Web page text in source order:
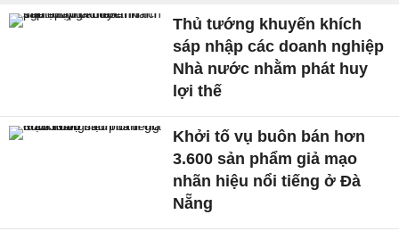
Thủ tướng khuyến khích
sáp nhập các doanh nghiệp
Nhà nước nhằm phát huy
lợi thế
Khởi tố vụ buôn bán hơn
3.600 sản phẩm giả mạo
nhãn hiệu nổi tiếng ở Đà
Nẵng